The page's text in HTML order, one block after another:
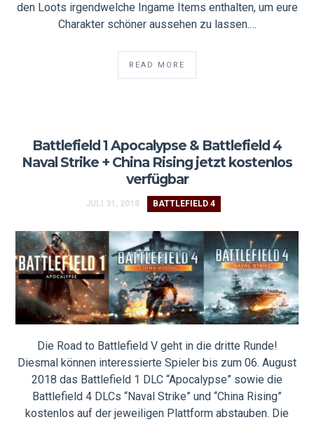
den Loots irgendwelche Ingame Items enthalten, um eure
Charakter schöner aussehen zu lassen.…
READ MORE
Battlefield 1 Apocalypse & Battlefield 4
Naval Strike + China Rising jetzt kostenlos
verfügbar
JULI 31, 2018 BATTLEFIELD 4
Die Road to Battlefield V geht in die dritte Runde!
Diesmal können interessierte Spieler bis zum 06. August
2018 das Battlefield 1 DLC “Apocalypse” sowie die
Battlefield 4 DLCs “Naval Strike” und “China Rising”
kostenlos auf der jeweiligen Plattform abstauben. Die